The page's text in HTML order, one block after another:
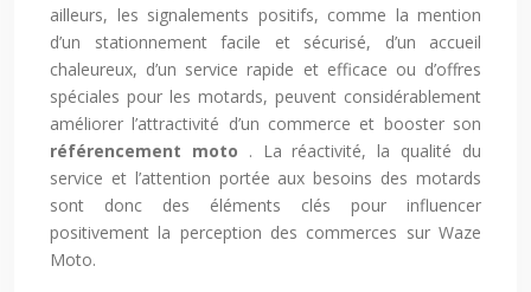
ailleurs, les signalements positifs, comme la mention
d’un stationnement facile et sécurisé, d’un accueil
chaleureux, d’un service rapide et efficace ou d’offres
spéciales pour les motards, peuvent considérablement
améliorer l’attractivité d’un commerce et booster son
référencement moto . La réactivité, la qualité du
service et l’attention portée aux besoins des motards
sont donc des éléments clés pour influencer
positivement la perception des commerces sur Waze
Moto.